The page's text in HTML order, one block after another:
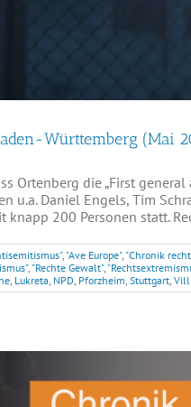
Württemberg (Mai
Ortenberg die „First
u.a. Daniel Engels, Tim
200 Personen statt.
, "Ave Europe", "Chronik
, "Rechte Gewalt",
, Lukreta, NPD, Pforzheim, Stuttgart,